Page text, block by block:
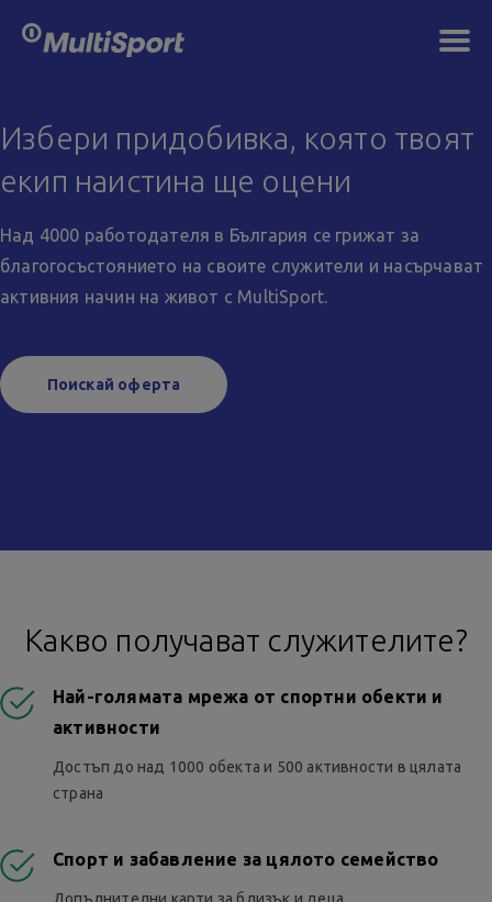
logo
Избери придобивка, която твоят
екип наистина ще оцени
Над 4000 работодателя в България се грижат за
благогосъстоянието на своите служители и насърчават
активния начин на живот с MultiSport.
Поискай оферта
Какво получават служителите?
Най-голямата мрежа от спортни обекти и
активности
Достъп до над 1000 обекта и 500 активности в цялата
страна
Спорт и забавление за цялото семейство